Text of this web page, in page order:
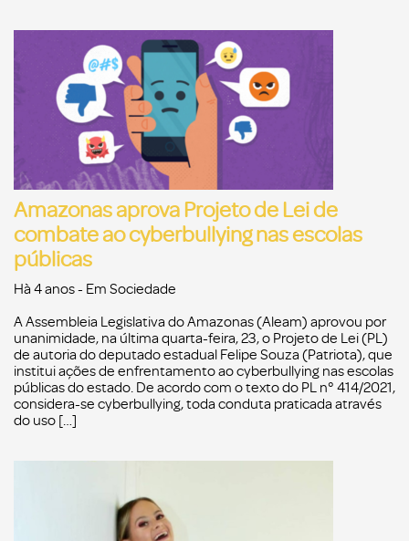
Amazonas aprova Projeto de Lei de
combate ao cyberbullying nas escolas
públicas
Hà 4 anos- Em Sociedade
A Assembleia Legislativa do Amazonas (Aleam) aprovou por
unanimidade, na última quarta-feira, 23, o Projeto de Lei (PL)
de autoria do deputado estadual Felipe Souza (Patriota), que
institui ações de enfrentamento ao cyberbullying nas escolas
públicas do estado. De acordo com o texto do PL n° 414/2021,
considera-se cyberbullying, toda conduta praticada através
do uso […]